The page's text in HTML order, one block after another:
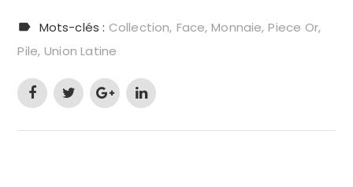
Mots-clés : Collection Face Monnaie Piece Or
Pile Union Latine